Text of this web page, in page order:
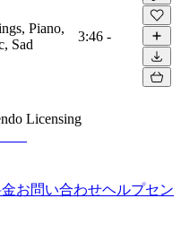
Piano,
Sad
3:46 -
Licensing
お問い合わせヘルプセン